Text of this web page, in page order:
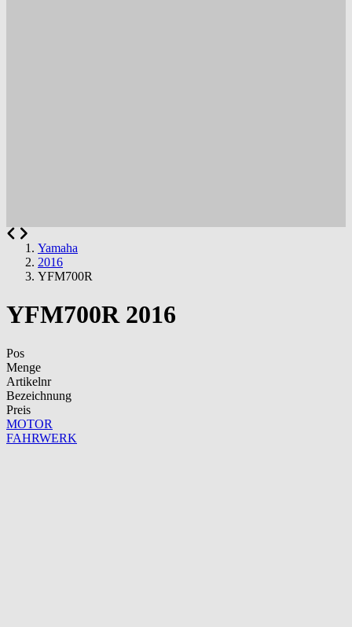
Yamaha
2016
YFM700R
YFM700R 2016
Pos
Menge
Artikelnr
Bezeichnung
Preis
MOTOR
FAHRWERK